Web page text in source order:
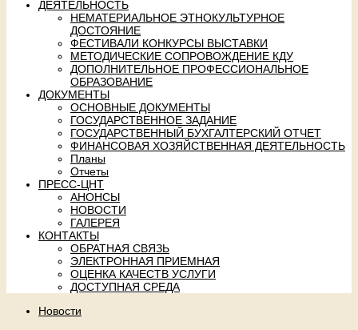
ДЕЯТЕЛЬНОСТЬ
НЕМАТЕРИАЛЬНОЕ ЭТНОКУЛЬТУРНОЕ
ДОСТОЯНИЕ
ФЕСТИВАЛИ КОНКУРСЫ ВЫСТАВКИ
МЕТОДИЧЕСКИЕ СОПРОВОЖДЕНИЕ КДУ
ДОПОЛНИТЕЛЬНОЕ ПРОФЕССИОНАЛЬНОЕ
ОБРАЗОВАНИЕ
ДОКУМЕНТЫ
ОСНОВНЫЕ ДОКУМЕНТЫ
ГОСУДАРСТВЕННОЕ ЗАДАНИЕ
ГОСУДАРСТВЕННЫЙ БУХГАЛТЕРСКИЙ ОТЧЕТ
ФИНАНСОВАЯ ХОЗЯЙСТВЕННАЯ ДЕЯТЕЛЬНОСТЬ
Планы
Отчеты
ПРЕСС-ЦНТ
АНОНСЫ
НОВОСТИ
ГАЛЕРЕЯ
КОНТАКТЫ
ОБРАТНАЯ СВЯЗЬ
ЭЛЕКТРОННАЯ ПРИЕМНАЯ
ОЦЕНКА КАЧЕСТВ УСЛУГИ
ДОСТУПНАЯ СРЕДА
Новости